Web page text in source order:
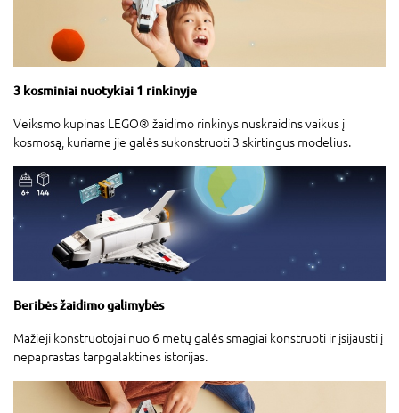
3 kosminiai nuotykiai 1 rinkinyje
Veiksmo kupinas LEGO® žaidimo rinkinys nuskraidins vaikus į
kosmosą, kuriame jie galės sukonstruoti 3 skirtingus modelius.
Beribės žaidimo galimybės
Mažieji konstruotojai nuo 6 metų galės smagiai konstruoti ir įsijausti į
nepaprastas tarpgalaktines istorijas.